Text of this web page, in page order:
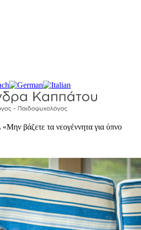
Ψυχολόγος –
«Μην βάζετε τα νεογέννητα για ύπνο